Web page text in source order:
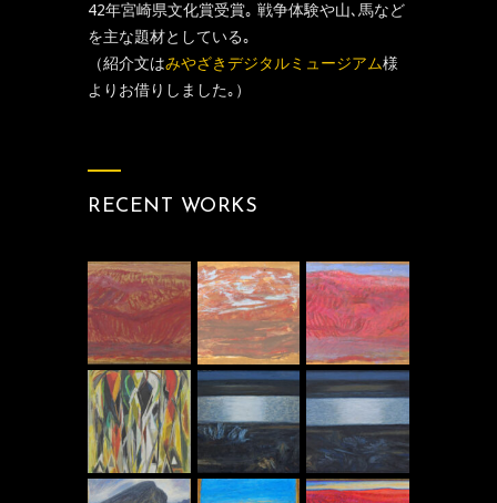
42年宮崎県文化賞受賞｡ 戦争体験や山､馬など
を主な題材としている｡
（紹介文はみやざきデジタルミュージアム様
よりお借りしました｡）
RECENT WORKS